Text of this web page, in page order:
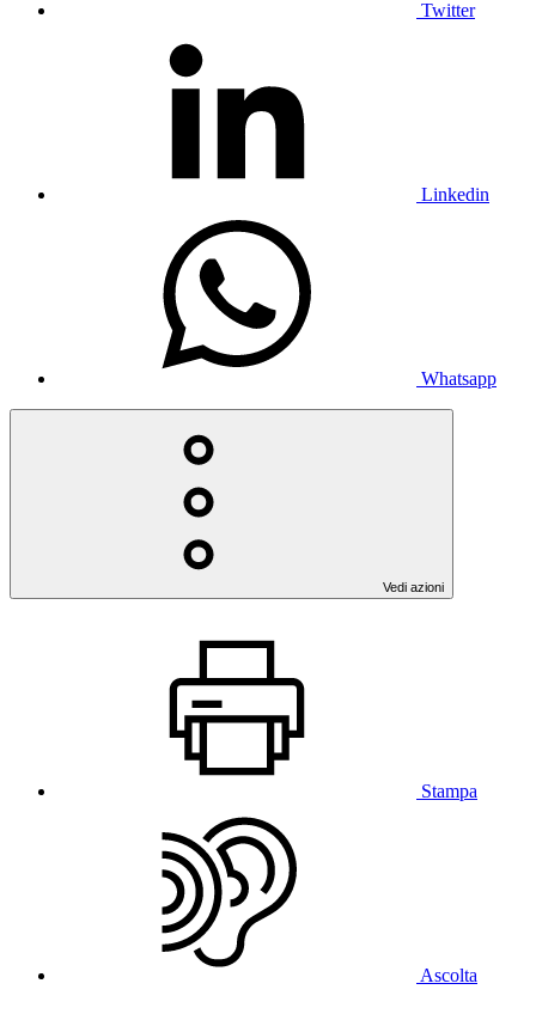
Twitter
Linkedin
Whatsapp
Vedi azioni
Stampa
Ascolta